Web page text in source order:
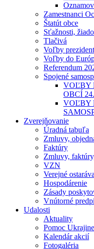
Zamestnanci
Štatút obce
Sťažnosti,
Tlačivá
Voľby
Voľby do
Referendum
Spojené
VOĽBY
OBCÍ
VOĽBY
Zverejňovanie
Úradná tabuľa
Zmluvy,
Faktúry
Zmluvy,
VZN
Verejné
Hospodárenie
Zásady
Vnútorné
Udalosti
Aktuality
Pomoc Ukrajine
Kalendár akcií
Fotogaléria